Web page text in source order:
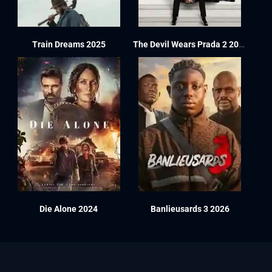
Train Dreams 2025 The Devil Wears Prada 2 2026
Die Alone 2024 Banlieusards 3 2026